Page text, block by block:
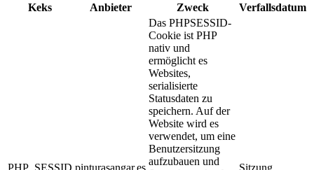
Keks
Anbieter Zweck Verfallsdatum
PHP_SESSID pinturasangar.es
Das PHPSESSID-
Cookie ist PHP
nativ und
ermöglicht es
Websites,
serialisierte
Statusdaten zu
speichern. Auf der
Website wird es
verwendet, um eine
Benutzersitzung
aufzubauen und
Sitzung